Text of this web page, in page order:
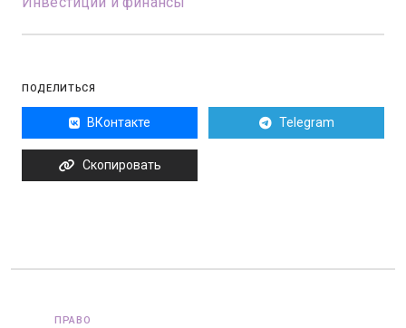
ПОДЕЛИТЬСЯ
ВКонтакте Telegram
Скопировать
ПРАВО